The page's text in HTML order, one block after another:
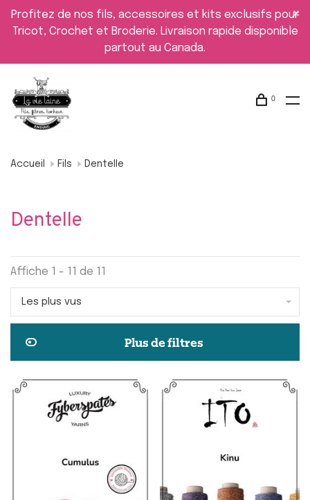
Profitez de nos fils, accessoires et kits exclusifs pour
Tricot, Crochet et Broderie. Livraison rapide disponible
partout au Canada.
0
Accueil Fils Dentelle
Dentelle
Affiche 1 - 11 de 11
Les plus vus
Plus de filtres